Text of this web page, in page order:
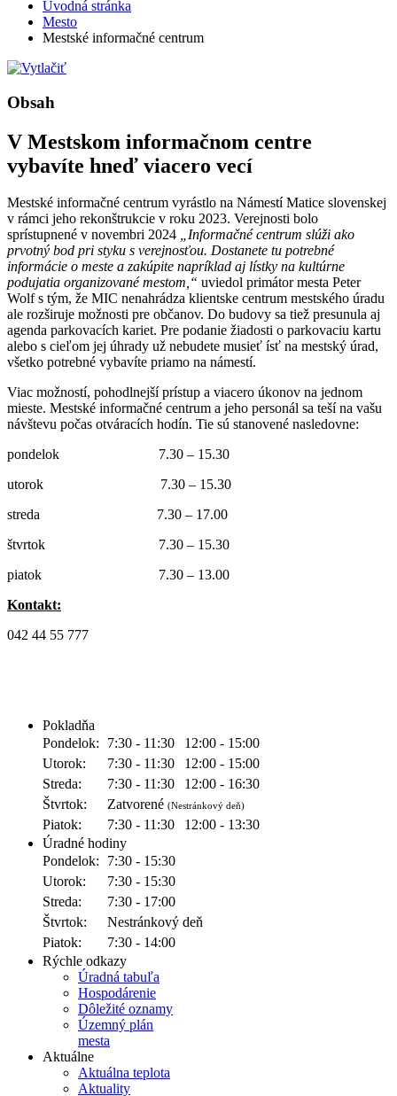
Úvodná stránka
Mesto
Mestské informačné centrum
Obsah
V Mestskom informačnom centre
vybavíte hneď viacero vecí
Mestské informačné centrum vyrástlo na Námestí Matice slovenskej
v rámci jeho rekonštrukcie v roku 2023. Verejnosti bolo
sprístupnené v novembri 2024 „Informačné centrum slúži ako
prvotný bod pri styku s verejnosťou. Dostanete tu potrebné
informácie o meste a zakúpite napríklad aj lístky na kultúrne
podujatia organizované mestom,“ uviedol primátor mesta Peter
Wolf s tým, že MIC nenahrádza klientske centrum mestského úradu
ale rozširuje možnosti pre občanov. Do budovy sa tiež presunula aj
agenda parkovacích kariet. Pre podanie žiadosti o parkovaciu kartu
alebo s cieľom jej úhrady už nebudete musieť ísť na mestský úrad,
všetko potrebné vybavíte priamo na námestí.
Viac možností, pohodlnejší prístup a viacero úkonov na jednom
mieste. Mestské informačné centrum a jeho personál sa teší na vašu
návštevu počas otváracích hodín. Tie sú stanovené nasledovne:
pondelok 7.30 – 15.30
utorok 7.30 – 15.30
streda 7.30 – 17.00
štvrtok 7.30 – 15.30
piatok 7.30 – 13.00
Kontakt:
042 44 55 777
Pokladňa
Pondelok:
7:30 - 11:30
12:00 - 15:00
Utorok:
7:30 - 11:30
12:00 - 15:00
Streda:
7:30 - 11:30
12:00 - 16:30
Štvrtok:
Zatvorené (Nestránkový deň)
Piatok: 7:30 - 11:30
12:00 - 13:30
Úradné hodiny
Pondelok:
7:30 - 15:30
Utorok:
7:30 - 15:30
Streda:
7:30 - 17:00
Štvrtok:
Nestránkový deň
Piatok:
7:30 - 14:00
Rýchle odkazy
Úradná tabuľa
Hospodárenie
Dôležité oznamy
Územný plán
mesta
Aktuálne
Aktuálna teplota
Aktuality